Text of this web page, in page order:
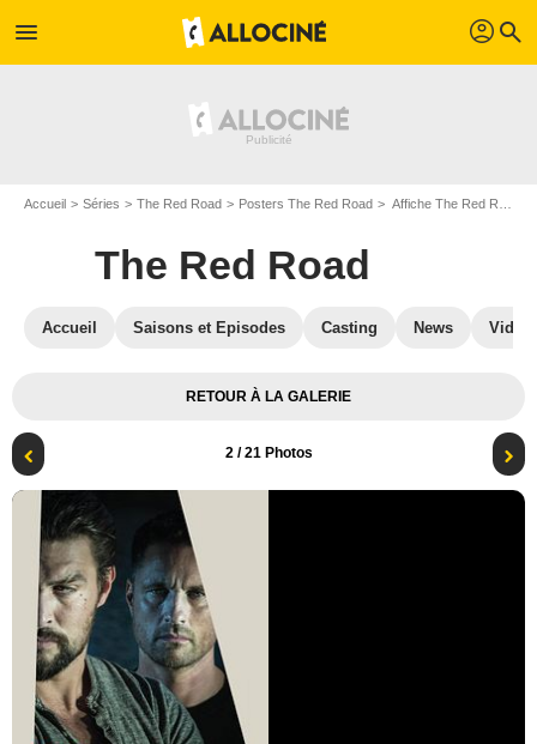
menu profil search
Accueil Séries The Red Road Posters The Red Road Affiche The Red Road
The Red Road
Accueil Saisons et Episodes Casting News
RETOUR À LA GALERIE
2/ 21 Photos